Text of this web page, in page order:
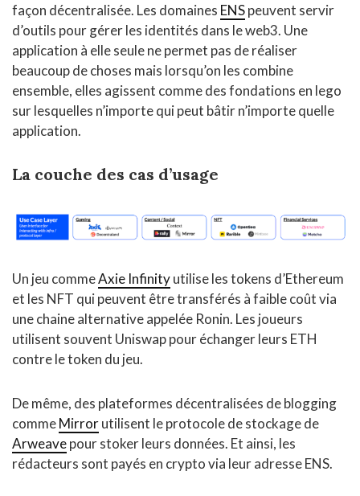
façon décentralisée. Les domaines ENSpeuvent servir
d’outils pour gérer les identités dans le web3. Une
application à elle seule ne permet pas de réaliser
beaucoup de choses mais lorsqu’on les combine
ensemble, elles agissent comme des fondations en lego
sur lesquelles n’importe qui peut bâtir n’importe quelle
application.
La couche des cas d’usage
Un jeu commeAxie Infinityutilise les tokens d’Ethereum
et les NFT qui peuvent être transférés à faible coût via
une chaine alternative appelée Ronin. Les joueurs
utilisent souvent Uniswap pour échanger leurs ETH
contre le token du jeu.
De même, des plateformes décentralisées de blogging
commeMirrorutilisent le protocole de stockage de
Arweavepour stoker leurs données. Et ainsi, les
rédacteurs sont payés en crypto via leur adresse ENS.